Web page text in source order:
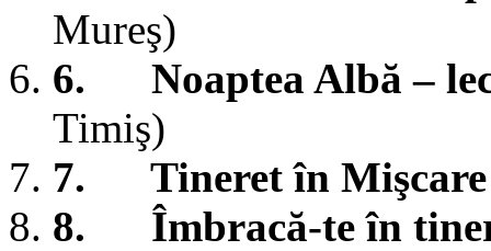
Mureş)
6. Noaptea Albă –
Timiş)
7. Tineret în
8. Îmbracă-te în